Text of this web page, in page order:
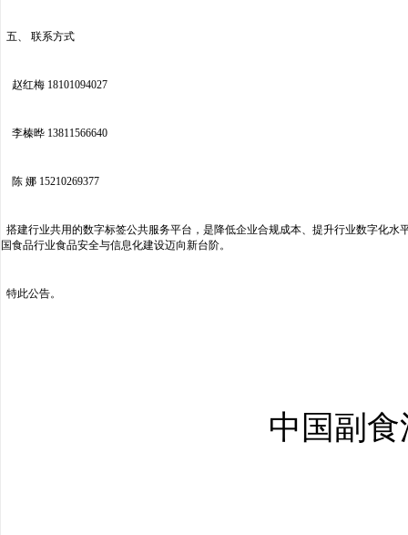
五、 联系方式
赵红梅 18101094027
李榛晔 13811566640
陈 娜 15210269377
搭建行业共用的数字标签公共服务平台，是降低企业合规成本、提升行业数字化
国食品行业食品安全与信息化建设迈向新台阶。
特此公告。
中国副